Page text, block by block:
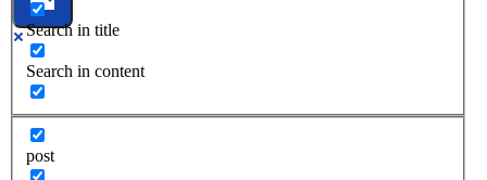
Search in title
Search in content
post